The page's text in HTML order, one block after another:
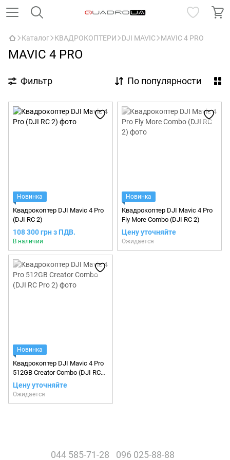
Каталог КВАДРОКОПТЕРИ DJI MAVIC MAVIC 4 PRO
MAVIC 4 PRO
Фильтр По популярности
Новинка
Квадрокоптер DJI Mavic 4 Pro
(DJI RC 2)
108 300 грн з ПДВ.
В наличии
Новинка
Квадрокоптер DJI Mavic 4 Pro
Fly More Combo (DJI RC 2)
Цену уточняйте
Ожидается
Новинка
Квадрокоптер DJI Mavic 4 Pro
512GB Creator Combo (DJI RC
Pro 2)
Цену уточняйте
Ожидается
044 585-71-28 096 025-88-88